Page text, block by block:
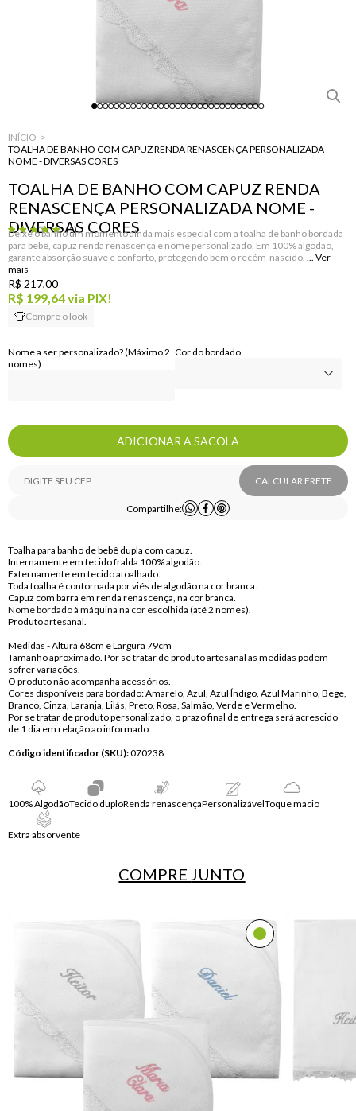
INÍCIO
TOALHA DE BANHO COM CAPUZ RENDA RENASCENÇA PERSONALIZADA
NOME - DIVERSAS CORES
TOALHA DE BANHO COM CAPUZ RENDA
RENASCENÇA PERSONALIZADA NOME -
DIVERSAS CORES
(1)
Deixe o banho um momento ainda mais especial com a toalha de banho bordada
para bebê, capuz renda renascença e nome personalizado. Em 100% algodão,
garante absorção suave e conforto, protegendo bem o recém-nascido.
R$ 199,64via PIX!
R$ 217,00
Compre o look
Nome a ser personalizado? (Máximo 2
nomes)
Cor do bordado
ADICIONAR A SACOLA
CALCULAR FRETE
Compartilhe:
Código identificador (SKU):070238
Toalha para banho de bebê dupla com capuz.
Internamente em tecido fralda 100% algodão.
Externamente em tecido atoalhado.
Toda toalha é contornada por viés de algodão na cor branca.
Capuz com barra em renda renascença, na cor branca.
Nome bordado à máquina na cor escolhida (até 2 nomes).
Produto artesanal.
Medidas - Altura 68cm e Largura 79cm
Tamanho aproximado. Por se tratar de produto artesanal as medidas podem
sofrer variações.
O produto não acompanha acessórios.
Cores disponíveis para bordado: Amarelo, Azul, Azul Índigo, Azul Marinho, Bege,
Branco, Cinza, Laranja, Lilás, Preto, Rosa, Salmão, Verde e Vermelho.
Por se tratar de produto personalizado, o prazo final de entrega será acrescido
de 1 dia em relação ao informado.
100% AlgodãoTecido duploRenda renascençaPersonalizávelToque macio
Extra absorvente
COMPREJUNTO